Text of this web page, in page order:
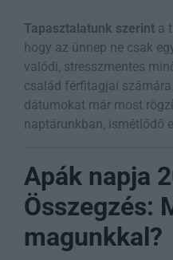
Tapasztalatunk szerint a
hogy az ünnep ne csak
valódi, stresszmentes
család férfitagjai
dátumokat már most
naptárunkban, ismétlődő
Apák napja
Összegzés:
magunkkal?